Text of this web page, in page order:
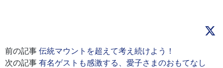
前の記事 伝統マウントを超えて考え続けよう！
次の記事 有名ゲストも感激する、愛子さまのおもてなし